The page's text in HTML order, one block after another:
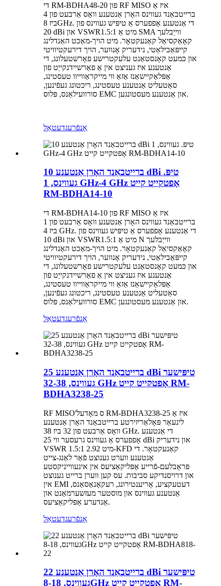
די RM-BDHA48-20 פון RF MISO איז אַ
ברייטבאַנד געווינס האָרן אַנטענע וואָס אַרבעט פון 4
ביז 8GHz. די אַנטענע אָפפערס אַ טיפּיש געווינס פון
20 dBi און VSWR1.5:1 מיט אַ SMA ווייַבלעך
קאָאַקסיאַל קאַנעקטאָר. מיט הויך-מאַכט האַנדלינג
קייפּאַבילאַטי, נידעריק אָנווער, הויך דירעקטיוויטי
און כּמעט קאָנסטאַנט עלעקטרישע פאָרשטעלונג, די
אַנטענע איז געניצט אין אַ פאַרשיידנקייַט פון
אַפּלאַקיישאַנז אַזאַ ווי מייקראַווייוו טעסטינג,
סאַטעליט אַנטענע טעסטינג, ריכטונג געפֿינען,
סורוועילאַנס, פּלוס EMC און אַנטענע מעסטונגען.
אָנפֿרעגדעטאַל
ברייטבאַנד האָרן אַנטענע 10 dBi טיפּ.
געווינס, 1 GHz-4 GHz אָפטקייט קייט
RM-BDHA14-10
די RM-BDHA14-10 פון RF MISO איז אַ
ברייטבאַנד געווינס האָרן אַנטענע וואָס אַרבעט פון 1
ביז 4 GHz. די אַנטענע אָפפערס אַ טיפּיש געווינס פון
10 dBi און VSWR1.5:1 מיט אַ N ווייַבלעך
קאָאַקסיאַל קאַנעקטאָר. מיט הויך-מאַכט האַנדלינג
קייפּאַבילאַטי, נידעריק אָנווער, הויך דירעקטיוויטי
און כּמעט קאָנסטאַנט עלעקטרישע פאָרשטעלונג, די
אַנטענע איז געניצט אין אַ פאַרשיידנקייַט פון
אַפּלאַקיישאַנז אַזאַ ווי מייקראַווייוו טעסטינג,
סאַטעליט אַנטענע טעסטינג, ריכטונג געפֿינען,
סורוועילאַנס, פּלוס EMC און אַנטענע מעסטונגען.
אָנפֿרעגדעטאַל
ברייטבאַנד האָרן אַנטענע 25 dBi טיפּישער
געווינס, 32-38 GHz אָפטקייט קייט RM-
BDHA3238-25
RF MISO'ס מאָדעל RM-BDHA3238-25 איז אַ
לינעאַר פּאָלאַריזירטע ברייטבאַנד האָרן אַנטענע
וואָס אַרבעט פון 32 ביז 38 GHz. די אַנטענע
אָפפערס אַ געווינס גרעסער ווי 25 dBi און נידעריק
VSWR 1.5:1 מיט 2.92-KFD קאַנעקטאָר. די
אַנטענע ווערט גענוצט פֿאַר לאַנג-צייט
פּראָבלעם-פֿרייע אַפּליקאַציעס אין אינעווייניקסטע
און דרויסנדיקע סביבות. עס קען ווערן ברייט גענוצט
אין EMI דעטעקציע, אָריענטירונג, רעקאָנאַסאַנס,
אַנטענע געווינס און מוסטער מעזשערמאַנט און
אַנדערע אַפּליקאַציעס.
אָנפֿרעגדעטאַל
ברייטבאַנד האָרן אַנטענע 22 dBi טיפּישער
געווינס, 8-18GHz אָפטקייט קייט RM-